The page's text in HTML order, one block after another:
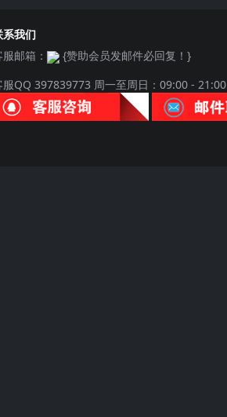
系我们
邮箱：
{赞助会员发邮件必回复！}
服QQ 397839773 周一至周日：09:00 - 21:00